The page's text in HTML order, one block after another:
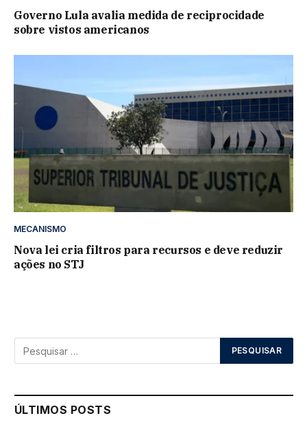
Governo Lula avalia medida de reciprocidade
sobre vistos americanos
MECANISMO
Nova lei cria filtros para recursos e deve reduzir
ações no STJ
ÚLTIMOS POSTS